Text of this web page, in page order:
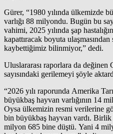
Gürer, “1980 yılında ülkemizde
varlığı 88 milyondu. Bugün bu
vahimi, 2025 yılında şap
kapattıracak boyuta
kaybettiğimiz bilinmiyor,” dedi.
Uluslararası raporlara da değinen
sayısındaki gerilemeyi şöyle
“2026 yılı raporunda Amerika
büyükbaş hayvan varlığının 14
Oysa ülkemizin resmi verilerine
bin büyükbaş hayvan vardı.
milyon 685 bine düştü. Yani 4